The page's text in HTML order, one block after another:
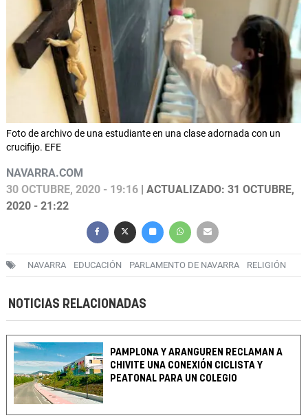
Foto de archivo de una estudiante en una clase adornada con un
crucifijo. EFE
NAVARRA.COM
30 OCTUBRE, 2020 - 19:16 | ACTUALIZADO: 31 OCTUBRE,
2020 - 21:22
NAVARRA EDUCACIÓN PARLAMENTO DE NAVARRA RELIGIÓN
NOTICIAS RELACIONADAS
PAMPLONA Y ARANGUREN RECLAMAN A
CHIVITE UNA CONEXIÓN CICLISTA Y
PEATONAL PARA UN COLEGIO